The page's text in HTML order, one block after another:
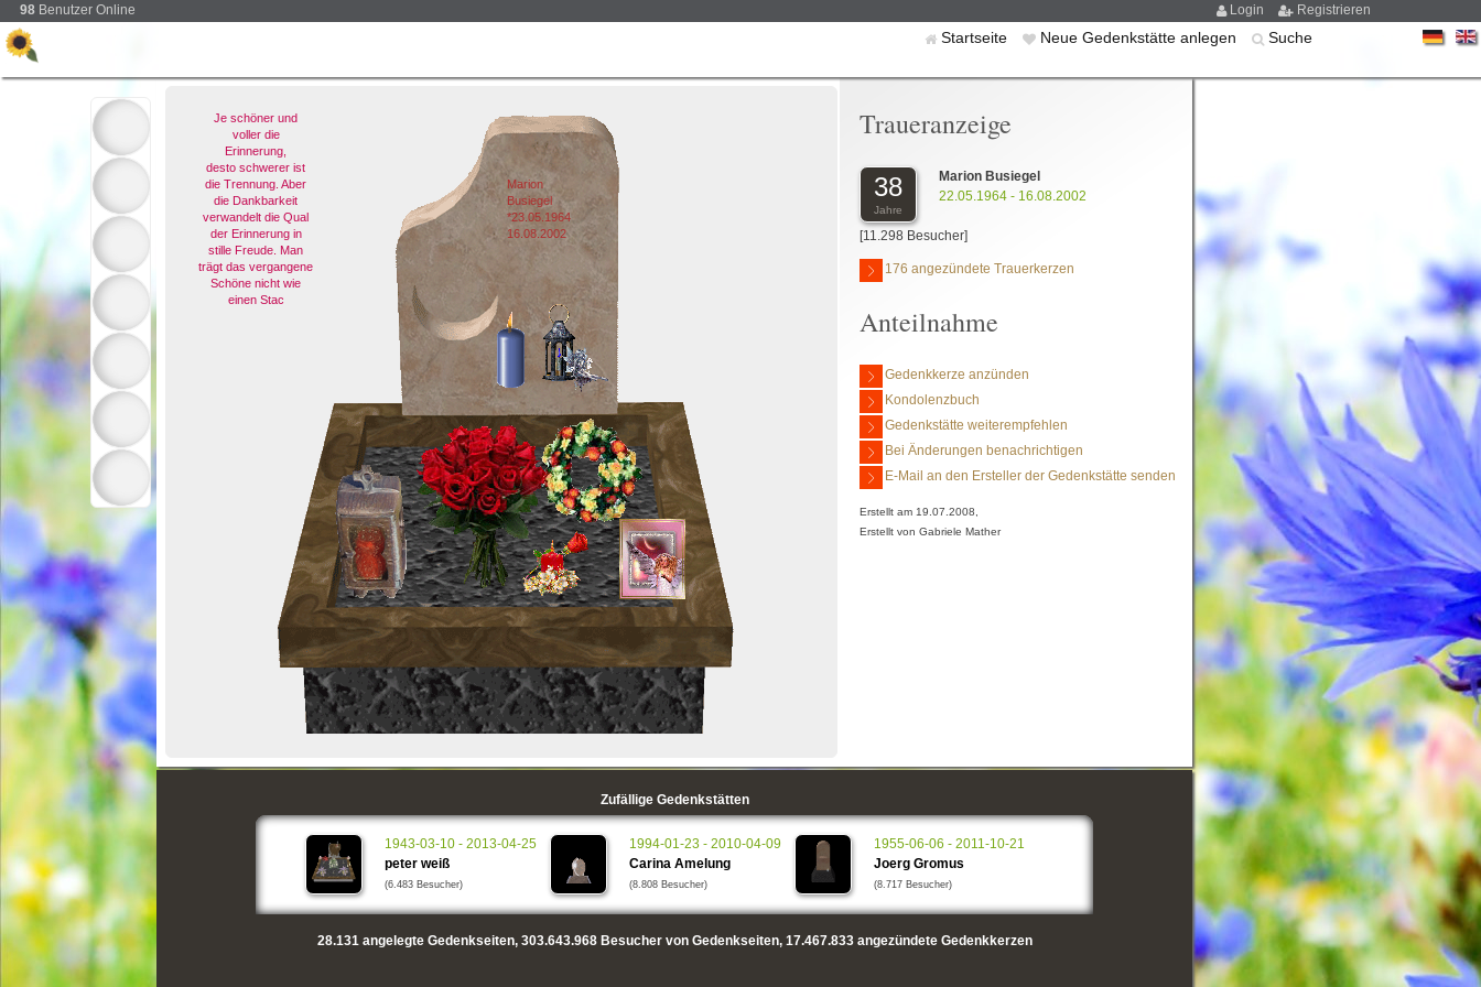
98 Benutzer Online Login Registrieren
Startseite Neue Gedenkstätte anlegen Suche
Je schöner und
voller die
Erinnerung,
desto schwerer ist
die Trennung. Aber
die Dankbarkeit
verwandelt die Qual
der Erinnerung in
stille Freude. Man
trägt das vergangene
Schöne nicht wie
einen Stac
Marion
Busiegel
*23.05.1964
16.08.2002
Traueranzeige
38
Jahre
Marion Busiegel
22.05.1964 - 16.08.2002
[11.298 Besucher]
176 angezündete Trauerkerzen
Anteilnahme
Gedenkkerze anzünden
Kondolenzbuch
Gedenkstätte weiterempfehlen
Bei Änderungen benachrichtigen
E-Mail an den Ersteller der Gedenkstätte senden
Erstellt am 19.07.2008,
Erstellt von Gabriele Mather
Zufällige Gedenkstätten
1943-03-10 - 2013-04-25
peter weiß
(6.483 Besucher)
1994-01-23 - 2010-04-09
Carina Amelung
(8.808 Besucher)
1955-06-06 - 2011-10-21
Joerg Gromus
(8.717 Besucher)
28.131angelegte Gedenkseiten, 303.643.968Besucher von Gedenkseiten, 17.467.833angezündete Gedenkkerzen